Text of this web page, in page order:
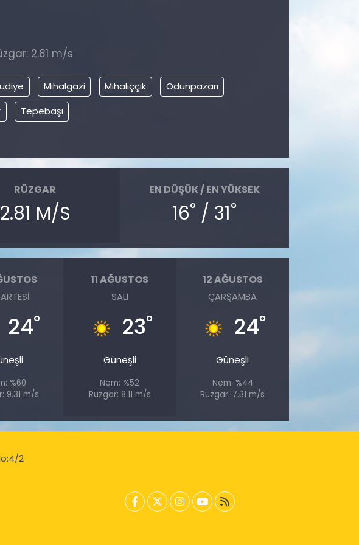
2.81 m/s
Mihalgazi Mihalıççık
Odunpazarı
Tepebaşı
RÜZGAR
2.81 M/S
EN DÜŞÜK / EN YÜKSEK
16° / 31°
24°
%60
9.31 m/s
11 AĞUSTOS
SALI
23°
Güneşli
Nem: %52
Rüzgar: 8.11 m/s
12 AĞUSTOS
ÇARŞAMBA
24°
Güneşli
Nem: %44
Rüzgar: 7.31 m/s
2